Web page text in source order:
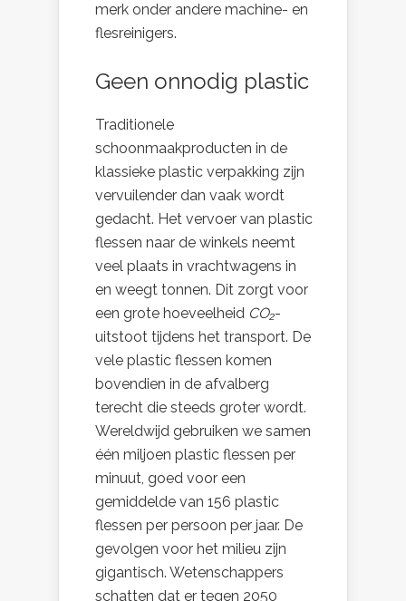
merk onder andere machine- en
flesreinigers.
Geen onnodig plastic
Traditionele
schoonmaakproducten in de
klassieke plastic verpakking zijn
vervuilender dan vaak wordt
gedacht. Het vervoer van plastic
flessen naar de winkels neemt
veel plaats in vrachtwagens in
en weegt tonnen. Dit zorgt voor
een grote hoeveelheid CO₂-
uitstoot tijdens het transport. De
vele plastic flessen komen
bovendien in de afvalberg
terecht die steeds groter wordt.
Wereldwijd gebruiken we samen
één miljoen plastic flessen per
minuut, goed voor een
gemiddelde van 156 plastic
flessen per persoon per jaar. De
gevolgen voor het milieu zijn
gigantisch. Wetenschappers
schatten dat er tegen 2050